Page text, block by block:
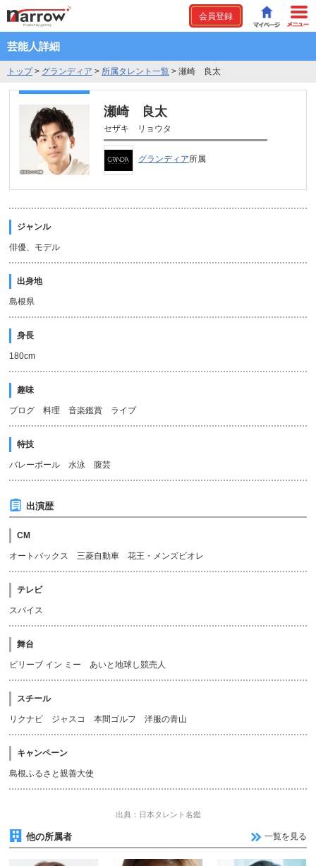
会員登録
芸能人詳細
トップ> グランディア > 所属タレント一覧 > 瀬崎 良太
瀬崎 良太
セザキ リョウタ
グランディア所属
ジャンル
俳優、モデル
出身地
島根県
身長
180cm
趣味
ブログ 料理 音楽鑑賞 ライブ
特技
バレーボール 水泳 腹芸
出演歴
CM
オートバックス 三菱自動車 花王・メンズビオレ
テレビ
スパイス
舞台
ビリーブ イン ミー あいと地球し競売人
スチール
リクナビ ジャスコ 本間ゴルフ 洋服の青山
キャンペーン
島根ふるさと親善大使
出典：日本タレント名鑑
他の所属者 一覧を見る